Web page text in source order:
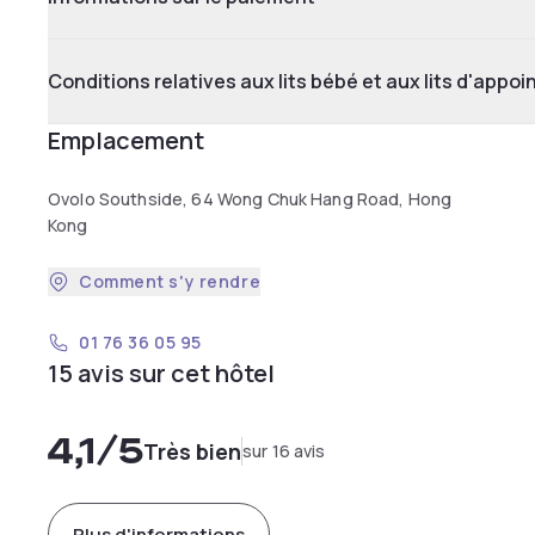
Conditions relatives aux lits bébé et aux lits
Emplacement
Ovolo Southside, 64 Wong Chuk Hang Road, Hong
Kong
Comment s'y rendre
01 76 36 05 95
15 avis sur cet hôtel
4,1/5Très biensur 16 avis